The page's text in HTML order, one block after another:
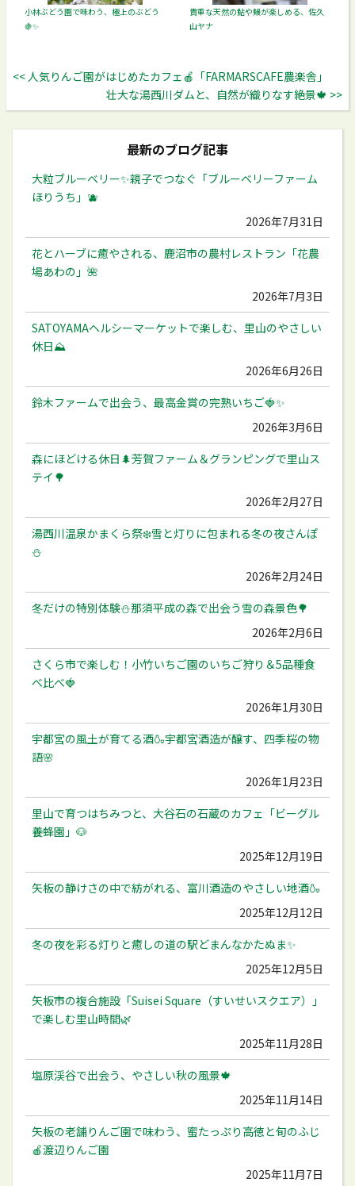
小林ぶどう園で味わう、極上のぶどう
🍇✨
貴重な天然の鮎や鰻が楽しめる、佐久
山ヤナ
<< 人気りんご園がはじめたカフェ🍎「FARMARSCAFE農楽舎」
壮大な湯西川ダムと、自然が織りなす絶景🍁 >>
最新のブログ記事
大粒ブルーベリー✨️親子でつなぐ「ブルーベリーファーム
ほりうち」🫐
2026年7月31日
花とハーブに癒やされる、鹿沼市の農村レストラン「花農
場あわの」🌺
2026年7月3日
SATOYAMAヘルシーマーケットで楽しむ、里山のやさしい
休日⛰️
2026年6月26日
鈴木ファームで出会う、最高金賞の完熟いちご🍓✨
2026年3月6日
森にほどける休日🌲芳賀ファーム＆グランピングで里山ス
テイ🌳
2026年2月27日
湯西川温泉かまくら祭❄️雪と灯りに包まれる冬の夜さんぽ
⛄️
2026年2月24日
冬だけの特別体験⛄️那須平成の森で出会う雪の森景色🌳
2026年2月6日
さくら市で楽しむ！小竹いちご園のいちご狩り＆5品種食
べ比べ🍓
2026年1月30日
宇都宮の風土が育てる酒🍶宇都宮酒造が醸す、四季桜の物
語🌸
2026年1月23日
里山で育つはちみつと、大谷石の石蔵のカフェ「ビーグル
養蜂園」🐶
2025年12月19日
矢板の静けさの中で紡がれる、富川酒造のやさしい地酒🍶
2025年12月12日
冬の夜を彩る灯りと癒しの道の駅どまんなかたぬま✨
2025年12月5日
矢板市の複合施設「Suisei Square（すいせいスクエア）」
で楽しむ里山時間🌿
2025年11月28日
塩原渓谷で出会う、やさしい秋の風景🍁
2025年11月14日
矢板の老舗りんご園で味わう、蜜たっぷり高徳と旬のふじ
🍎渡辺りんご園
2025年11月7日